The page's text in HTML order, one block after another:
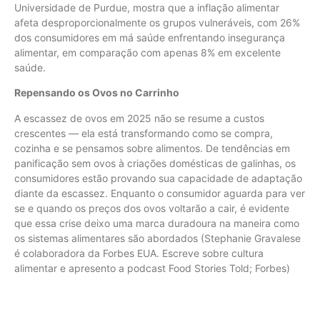
Universidade de Purdue, mostra que a inflação alimentar
afeta desproporcionalmente os grupos vulneráveis, com 26%
dos consumidores em má saúde enfrentando insegurança
alimentar, em comparação com apenas 8% em excelente
saúde.
Repensando os Ovos no Carrinho
A escassez de ovos em 2025 não se resume a custos
crescentes — ela está transformando como se compra,
cozinha e se pensamos sobre alimentos. De tendências em
panificação sem ovos à criações domésticas de galinhas, os
consumidores estão provando sua capacidade de adaptação
diante da escassez. Enquanto o consumidor aguarda para ver
se e quando os preços dos ovos voltarão a cair, é evidente
que essa crise deixo uma marca duradoura na maneira como
os sistemas alimentares são abordados (Stephanie Gravalese
é colaboradora da Forbes EUA. Escreve sobre cultura
alimentar e apresento a podcast Food Stories Told; Forbes)